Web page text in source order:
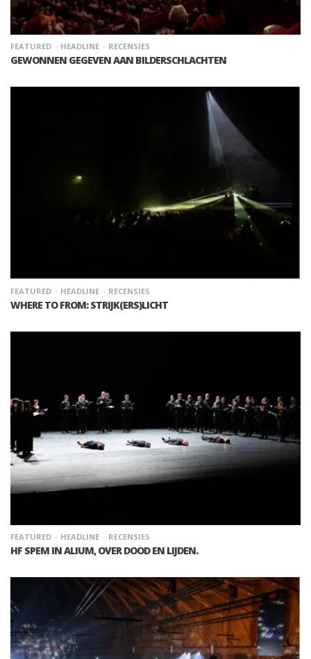
FEATURED HEADLINE RECENSIES
GEWONNEN GEGEVEN AAN BILDERSCHLACHTEN
FEATURED HEADLINE RECENSIES
WHERE TO FROM: STRIJK(ERS)LICHT
FEATURED HEADLINE RECENSIES
HF SPEM IN ALIUM, OVER DOOD EN LIJDEN.